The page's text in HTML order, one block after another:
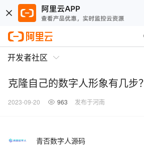
开发者社区
克隆自己的数字人形象有几步？
2023-09-20 963 发布于河南
青否数字人源码